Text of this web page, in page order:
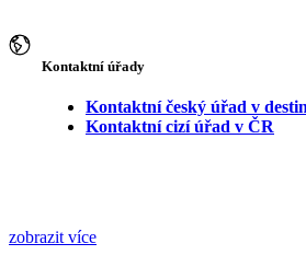
Kontaktní úřady
Kontaktní český úřad v
Kontaktní cizí úřad v ČR
zobrazit více